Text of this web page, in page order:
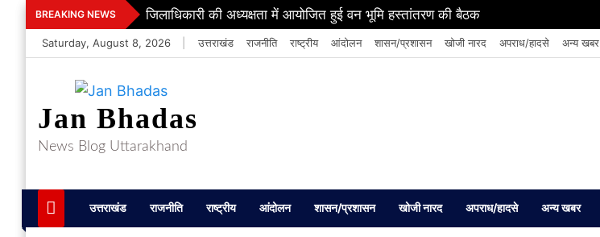
Skip
to
content
BREAKING NEWS जिलाधिकारी की अध्यक्षता में आयोजित हुई वन भूमि हस्तांतरण की बैठक
Saturday, August 8, 2026 उत्तराखंड राजनीति राष्ट्रीय आंदोलन शासन/प्रशासन खोजी नारद अपराध/हादसे अन्य खबर
Jan Bhadas
News Blog Uttarakhand
उत्तराखंड राजनीति राष्ट्रीय आंदोलन शासन/प्रशासन खोजी नारद अपराध/हादसे अन्य खबर